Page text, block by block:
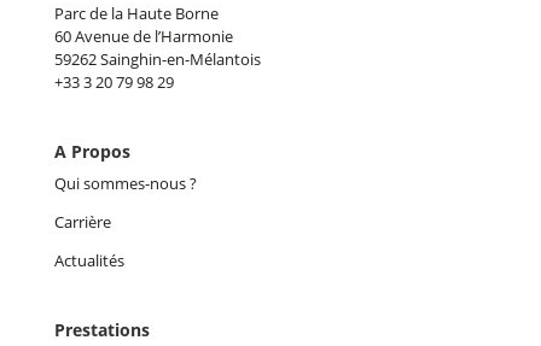
Parc de la Haute Borne
60 Avenue de l’Harmonie
59262 Sainghin-en-Mélantois
+33 3 20 79 98 29
A Propos
Qui sommes-nous ?
Carrière
Actualités
Prestations